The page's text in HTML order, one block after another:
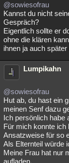
@sowiesofrau
Kannst du nicht
Gespräch?
Eigentlich sollte er
ohne die klären
ihnen ja auch
Lumpikahn
@sowiesofrau
Hut ab, du hast ein
meinen Senf dazu
Ich persönlich habe
Für mich konnte ich
Ansatzweise für so
Als Elternteil würde
Meine Frau hat nur
aufladen.